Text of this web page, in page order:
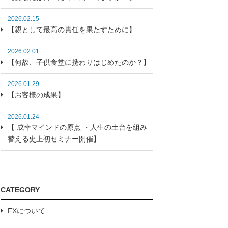
2026.02.15
【親として最高の責任を果たすために】
2026.02.01
【何故、子供食堂に携わりはじめたのか？】
2026.01.29
【お客様の成果】
2026.01.24
【 成幸マインドの原点 ・人生の土台を組み
替える史上初セミナー開催】
CATEGORY
FXについて